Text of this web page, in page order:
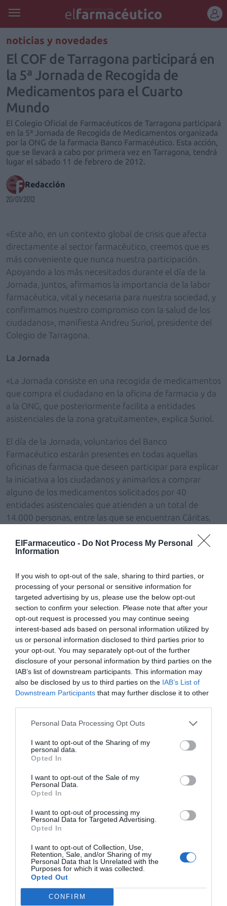
ElFarmaceutico - Do Not Process My Personal
Information
If you wish to opt-out of the sale, sharing to third parties, or
processing of your personal or sensitive information for
targeted advertising by us, please use the below opt-out
section to confirm your selection. Please note that after your
opt-out request is processed you may continue seeing
interest-based ads based on personal information utilized by
us or personal information disclosed to third parties prior to
your opt-out. You may separately opt-out of the further
disclosure of your personal information by third parties on the
IAB’s list of downstream participants. This information may
also be disclosed by us to third parties on the IAB’s List of
Downstream Participants that may further disclose it to other
Personal Data Processing Opt Outs
I want to opt-out of the Sharing of my
personal data.
Opted In
I want to opt-out of the Sale of my
Personal Data.
Opted In
I want to opt-out of processing my
Personal Data for Targeted Advertising.
Opted In
I want to opt-out of Collection, Use,
Retention, Sale, and/or Sharing of my
Personal Data that Is Unrelated with the
Purposes for which it was collected.
Opted Out
CONFIRM
REGÍSTRATE
noticias y novedades
El COF de Tarragona participará en
la 5ª Jornada de Recogida de
Medicamentos para el Cuarto
Mundo
El Colegio Oficial de Farmacéuticos de Tarragona participará
en la 5ª Jornada de Recogida de Medicamentos organizada
por la ONG de la farmacia Banco Farmacéutico. Esta acción,
que se llevará a cabo por primera vez en Tarragona, tendrá
lugar el sábado 11 de febrero de 2012.
Redacción
20/01/2012
«Este año, en un contexto global de crisis que afecta
directamente al sector farmacéutico, creemos que es
más conveniente que nunca nuestra participación.
Apoyando a los más necesitados durante el día de la
Jornada, juntos, afirmamos la importancia de la labor
farmacéutica, vital y necesaria para nuestra sociedad, y
confirmamos nuestro compromiso con la salud de los
ciudadanos», manifiesta Andreu Suriol, presidente del
Colegio de Tarragona.
La Jornada
«La Jornada consiste en una recogida de medicamentos
que compra el ciudadano en la oficina de farmacia y da
a la ONG, que posteriormente facilita a entidades
asistenciales de la zona gratuitamente», explica Suriol.
El día de la Jornada, voluntarios del Banco
Farmacéutico estarán presentes en todas aquellas
oficinas de farmacia que deseen participar para explicar
la iniciativa a los ciudadanos y animarlos a comprar
alguno de los medicamentos solicitados por 40
entidades asistenciales que atienden a un total de
14.000 personas, entre las que se encuentran Cáritas,
farmacéutico participará sin ánimo de lucro a través del
donativo que libremente realiza al Banco Farmacéutico
En la anterior Jornada, los ciudadanos compraron 5.000
medicamentos para los más necesitados de la sociedad,
con un valor comercial de 16.000 euros. Esto fue
posible gracias a la participación de 125 farmacias de
Barcelona y Madrid.
AñadirEl Farmacéuticocomo fuente preferida
de Google de forma gratuita
Mantente informado con las últimas noticias de actualidad.
ACTIVAR AHORA
Colegio Oficial de Farmacéuticos de Tarragona
Banco Farmacéutico
Destacados
de uso humano: seguridad y
trazabilidad